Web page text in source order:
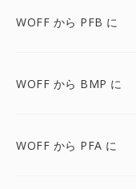
WOFF から PFB に
WOFF から BMP に
WOFF から PFA に